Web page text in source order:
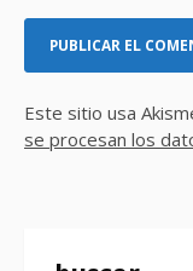
Este sitio usa
se procesan los